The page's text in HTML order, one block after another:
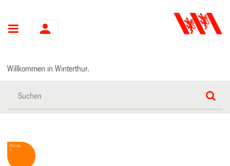
Hauptnavigation
Willkommen in Winterthur.